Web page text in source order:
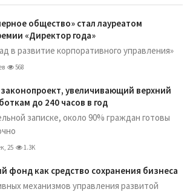
общество» стал лауреатом
«Директор года»
в развитие корпоративного управления»
568
законопроект, увеличивающий верхний
до 240 часов в год
записке, около 90% граждан готовы
25 1.3K
фонд как средство сохранения бизнеса
механизмов управления развитой